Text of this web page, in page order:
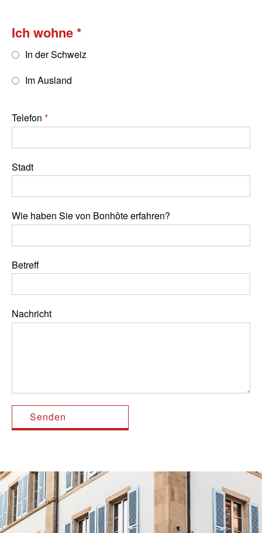
Ich wohne
In der Schweiz
Im Ausland
Telefon
Stadt
Wie haben Sie von Bonhôte erfahren?
Betreff
Nachricht